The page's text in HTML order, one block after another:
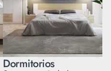
Dormitorios